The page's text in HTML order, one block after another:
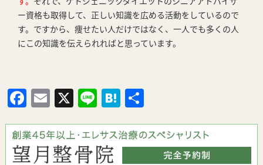
ー資格も取得して、正しい知識を広める活動をしているので
す。ですから、痩せたい人だけではなく、一人でも多くの人
にこの知識を伝えられればと思っています。
Facebook
Email
X LineHatena
共
有